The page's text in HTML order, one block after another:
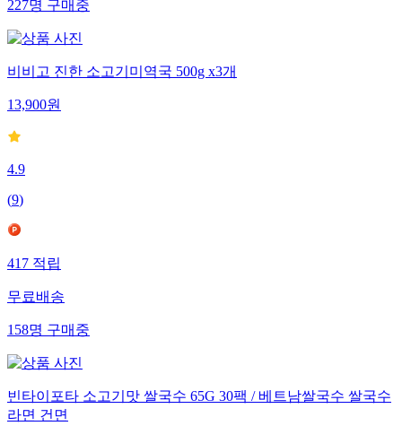
227명구매중
비비고 진한 소고기미역국 500g x3개
13,900원
4.9
(9)
417적립
무료배송
158명구매중
빈타이포타 소고기맛 쌀국수 65G 30팩 / 베트남쌀국수 쌀국수
라면 건면